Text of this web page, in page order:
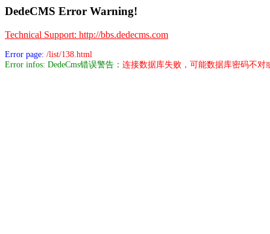
DedeCMS Error Warning!
Technical Support: http://bbs.dedecms.com
Error page: /list/138.html
Error infos: DedeCms错误警告： 连接数据库失败，可能数据库密码不对